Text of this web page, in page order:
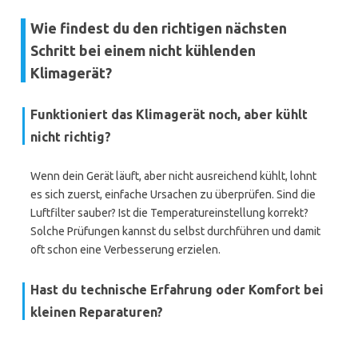
Wie findest du den richtigen nächsten
Schritt bei einem nicht kühlenden
Klimagerät?
Funktioniert das Klimagerät noch, aber kühlt
nicht richtig?
Wenn dein Gerät läuft, aber nicht ausreichend kühlt, lohnt
es sich zuerst, einfache Ursachen zu überprüfen. Sind die
Luftfilter sauber? Ist die Temperatureinstellung korrekt?
Solche Prüfungen kannst du selbst durchführen und damit
oft schon eine Verbesserung erzielen.
Hast du technische Erfahrung oder Komfort bei
kleinen Reparaturen?